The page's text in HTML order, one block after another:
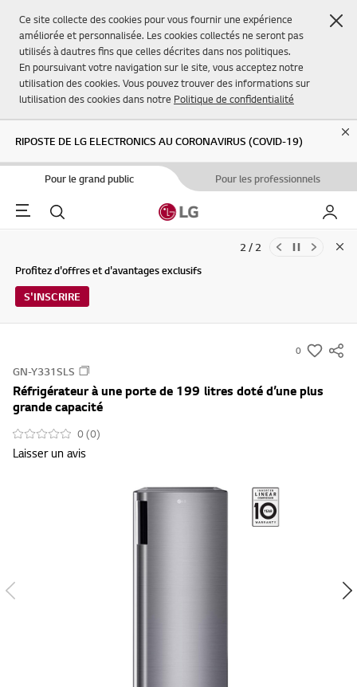
Ce site collecte des cookies pour vous fournir une expérience
améliorée et personnalisée. Les cookies collectés ne seront pas
utilisés à dautres fins que celles décrites dans nos politiques.
En poursuivant votre navigation sur le site, vous acceptez notre
utilisation des cookies. Vous pouvez trouver des informations sur
lutilisation des cookies dans notre Politique de confidentialité
RIPOSTE DE LG ELECTRONICS AU CORONAVIRUS (COVID-19)
Pour le grand public Pour les professionnels
Menu Rechercher Mon
Mises à jour des Conditions d'utilisation du Service et de la Politique
de confidentialité de LG Electronics (29/04/2026)
Profitez d'offres et d'avantages exclusifs
S'INSCRIRE
2 / 2
0
s
m
GN-Y331SLS
Réfrigérateur à une porte de 199 litres doté d’une plus
grande capacité
0 (0)
Laisser un avis